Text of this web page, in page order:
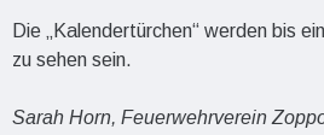
Die „Kalendertürchen“ werden bis
zu sehen sein.
Sarah Horn, Feuerwehrverein